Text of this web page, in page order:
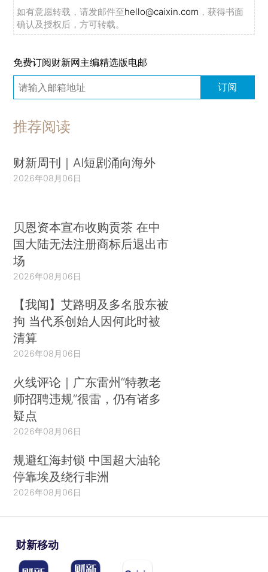
如有意愿转载，请发邮件至hello@caixin.com ，获得书面
确认及授权后，方可转载。
免费订阅财新网主编精选版电邮
订阅
推荐阅读
财新周刊｜AI短剧涌向海外
2026年08月06日
贝恩资本宣布收购贡茶 在中
国大陆无法注册商标后退出市
场
2026年08月06日
【我闻】艾路明及多名股东被
拘 当代系创始人因何此时被
清算
2026年08月06日
火线评论｜广东雷州“特教老
师招聘违规”很雷，仍有诸多
疑点
2026年08月06日
规避红海封锁 中国超大油轮
停靠埃及绕行非洲
2026年08月06日
财新移动